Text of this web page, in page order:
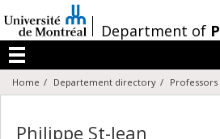
au
contenu
/Department of
Menu
Home Departement directory Professors
Philippe St-Jean